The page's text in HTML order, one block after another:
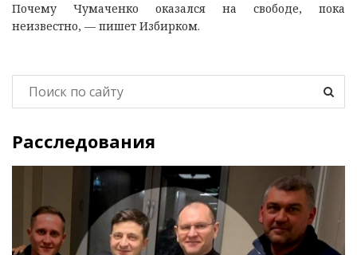
Почему Чумаченко оказался на свободе, пока
неизвестно, — пишет Избирком.
Расследования